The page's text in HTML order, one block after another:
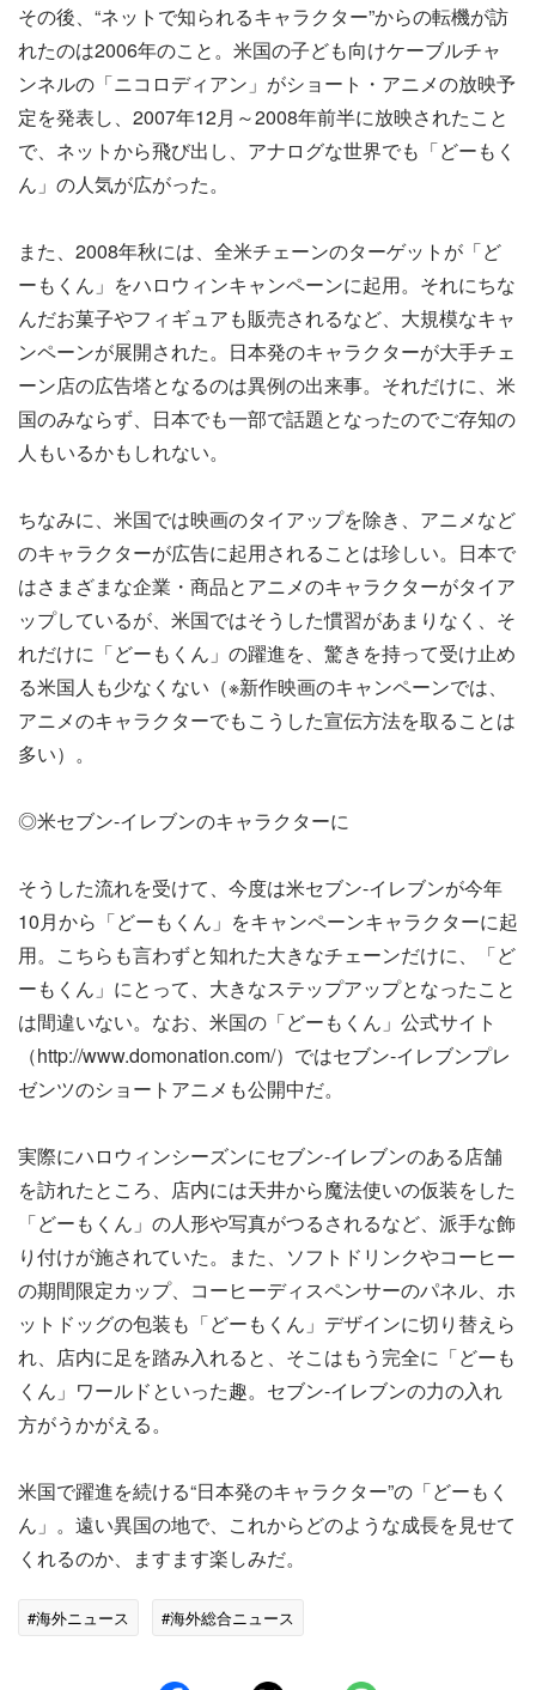
その後、“ネットで知られるキャラクター”からの転機が訪
れたのは2006年のこと。米国の子ども向けケーブルチャ
ンネルの「ニコロディアン」がショート・アニメの放映予
定を発表し、2007年12月～2008年前半に放映されたこと
で、ネットから飛び出し、アナログな世界でも「どーもく
ん」の人気が広がった。
また、2008年秋には、全米チェーンのターゲットが「ど
ーもくん」をハロウィンキャンペーンに起用。それにちな
んだお菓子やフィギュアも販売されるなど、大規模なキャ
ンペーンが展開された。日本発のキャラクターが大手チェ
ーン店の広告塔となるのは異例の出来事。それだけに、米
国のみならず、日本でも一部で話題となったのでご存知の
人もいるかもしれない。
ちなみに、米国では映画のタイアップを除き、アニメなど
のキャラクターが広告に起用されることは珍しい。日本で
はさまざまな企業・商品とアニメのキャラクターがタイア
ップしているが、米国ではそうした慣習があまりなく、そ
れだけに「どーもくん」の躍進を、驚きを持って受け止め
る米国人も少なくない（※新作映画のキャンペーンでは、
アニメのキャラクターでもこうした宣伝方法を取ることは
多い）。
◎米セブン-イレブンのキャラクターに
そうした流れを受けて、今度は米セブン-イレブンが今年
10月から「どーもくん」をキャンペーンキャラクターに起
用。こちらも言わずと知れた大きなチェーンだけに、「ど
ーもくん」にとって、大きなステップアップとなったこと
は間違いない。なお、米国の「どーもくん」公式サイト
（http://www.domonation.com/）ではセブン-イレブンプレ
ゼンツのショートアニメも公開中だ。
実際にハロウィンシーズンにセブン-イレブンのある店舗
を訪れたところ、店内には天井から魔法使いの仮装をした
「どーもくん」の人形や写真がつるされるなど、派手な飾
り付けが施されていた。また、ソフトドリンクやコーヒー
の期間限定カップ、コーヒーディスペンサーのパネル、ホ
ットドッグの包装も「どーもくん」デザインに切り替えら
れ、店内に足を踏み入れると、そこはもう完全に「どーも
くん」ワールドといった趣。セブン-イレブンの力の入れ
方がうかがえる。
米国で躍進を続ける“日本発のキャラクター”の「どーもく
ん」。遠い異国の地で、これからどのような成長を見せて
くれるのか、ますます楽しみだ。
#海外ニュース #海外総合ニュース